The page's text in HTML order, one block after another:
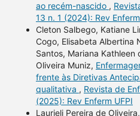
ao recém-nascido ,
13 n. 1 (2024): Rev
Cleton Salbego, Katiane
Cogo, Elisabeta Albertina
Santos, Mariana Kathleen
Oliveira Muniz,
frente às Diretivas
qualitativa , Revista de
(2025): Rev Enferm UFPI
Laurieli Pereira de